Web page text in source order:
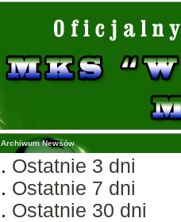
Archiwum Newsów
. Ostatnie 3 dni
. Ostatnie 7 dni
. Ostatnie 30 dni